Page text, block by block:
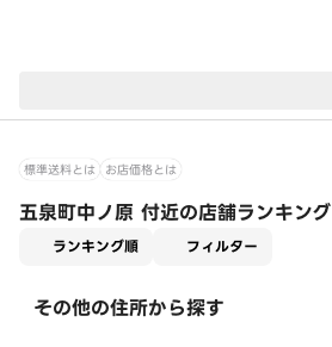
標準送料とは お店価格とは
五泉町中ノ原 付近の店舗ランキング
ランキング順 フィルター
その他の住所から探す